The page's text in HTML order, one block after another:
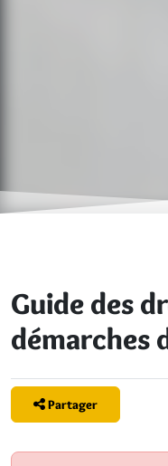
Guide des
démarches
Partager